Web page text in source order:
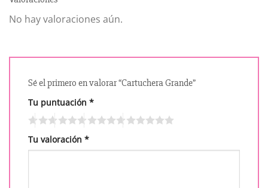
No hay valoraciones aún.
Sé el primero en valorar “Cartuchera Grande”
Tu puntuación *
Tu valoración *